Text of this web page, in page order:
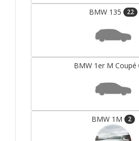
BMW 135 22
BMW 1er M Coupé
BMW 1M 2